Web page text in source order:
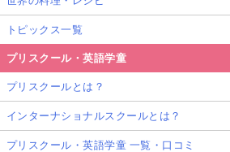
トピックス一覧
プリスクール・英語学童
プリスクールとは？
インターナショナルスクールとは？
プリスクール・英語学童 一覧・口コミ